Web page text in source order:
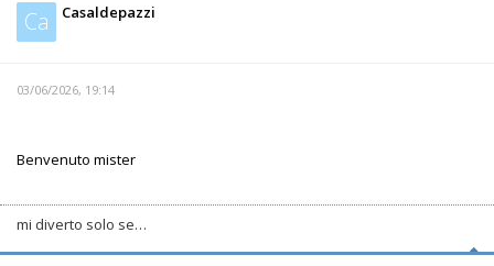
Ca Casaldepazzi
03/06/2026, 19:14
Benvenuto mister
mi diverto solo se…